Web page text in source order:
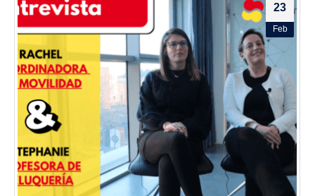
23
Feb